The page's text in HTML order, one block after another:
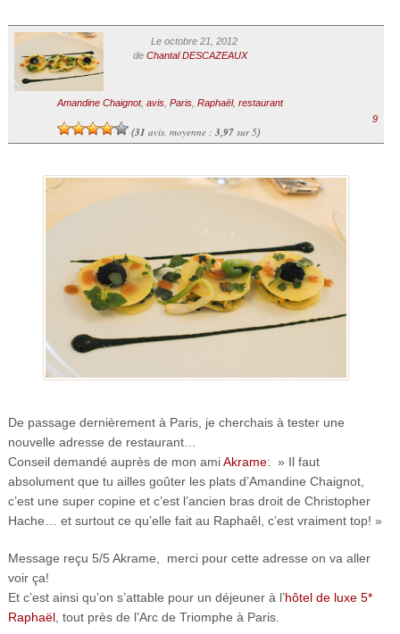
Le octobre 21, 2012
de Chantal DESCAZEAUX
Amandine Chaignot, avis, Paris, Raphaël, restaurant
(31 avis, moyenne : 3,97sur 5)
9
De passage dernièrement à Paris, je cherchais à tester une
nouvelle adresse de restaurant…
Conseil demandé auprès de mon amiAkrame: » Il faut
absolument que tu ailles goûter les plats d’Amandine Chaignot,
c’est une super copine et c’est l’ancien bras droit de Christopher
Hache… et surtout ce qu’elle fait au Raphaêl, c’est vraiment top! »
Message reçu 5/5 Akrame, merci pour cette adresse on va aller
voir ça!
Et c’est ainsi qu’on s’attable pour un déjeuner à l’hôtel de luxe 5*
Raphaël, tout près de l’Arc de Triomphe à Paris.